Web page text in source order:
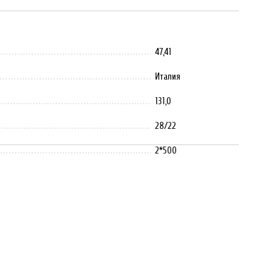
47,41
Италия
131,0
28/22
2*500